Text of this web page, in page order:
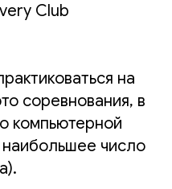
Club
на
соревнования, в
компьютерной
число